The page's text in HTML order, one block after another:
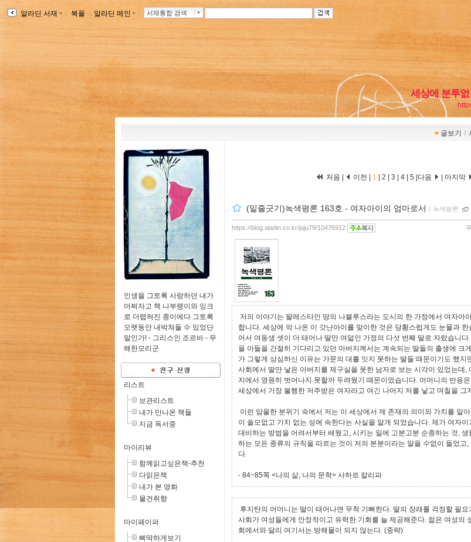
알라딘 서재 ｌ 북플 ｌ 알라딘 메인 ｌ 서재통합 검색
세상에 분투
글보기 ｌ
인생을 그토록 사랑하던 내가
어쩌자고 책 나부랭이와 잉크
로 더렵혀진 종이에다 그토록
오랫동안 내박쳐둘 수 있었단
말인가! - 그리스인 조르바 - 무
해한모리군
리스트
보관리스트
내가 만나온 책들
지금 독서중
마이리뷰
함께읽고싶은책-추천
다읽은책
내가 본 영화
물건취향
마이페이퍼
삐딱하게보기
처음 | 이전 | 1 2 3 4 5 다음 마지막
(밑줄긋기)녹색평론 163호 - 여자아이의 엄마로서 ｌ 녹색평론
https://blog.aladin.co.kr/jaju79/10476912
저의 이야기는 팔레스타인 땅의 나블루스라는 도시의 한 가정에서 여자아
합니다. 세상에 막 나온 이 갓난아이를 맞이한 것은 당황스럽게도 눈물과 한
어서 여동생 셋이 더 태어나 딸만 여덟인 가정의 다섯 번째 딸로 자랐습니
을 아들을 간절히 기다리고 있던 아버지께서는 계속되는 딸들의 출생에 크
가 그렇게 상심하신 이유는 가문의 대를 잇지 못하는 딸들 때문이기도 했지
사회에서 딸만 낳은 아버지를 제구실을 못한 남자로 보는 시각이 있었는데,
지에서 영원히 벗어나지 못할까 두려웠기 때문이었습니다. 어머니의 반응
세상에서 가장 불행한 저주받은 여자라고 여긴 나머지 저를 낳고 며칠을 그
이런 암울한 분위기 속에서 저는 이 세상에서 제 존재의 의미와 가치를 알
이 쓸모없고 가치 없는 성에 속한다는 사실을 알게 되었습니다. 제가 여자이
대비하는 방법을 어려서부터 배웠고, 시키는 일에 고분고분 순종하는 것,
하는 모든 종류의 규칙을 따르는 것이 저의 본분이라는 말을 수없이 들었고,
다.
- 84~85쪽 <나의 삶, 나의 문학> 사하르 칼리파
후지탄의 어머니는 딸이 태어나면 무척 기뻐한다. 딸의 장래를 걱정할 필
사회가 여성들에게 안정적이고 유력한 기회를 늘 제공해준다. 젊은 여성의
회에서와 달리 여기서는 방해물이 되지 않는다. (중략)